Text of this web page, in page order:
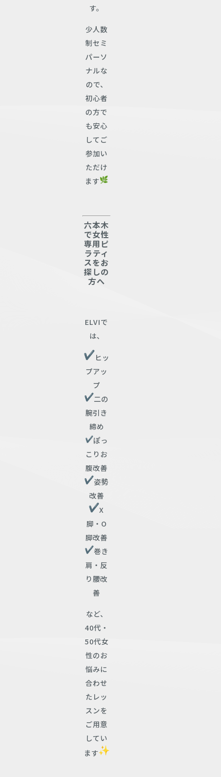
す。
少人数
制セミ
パーソ
ナルな
ので、
初心者
の方で
も安心
してご
参加い
ただけ
ます
六本木
で女性
専用ピ
ラティ
スをお
探しの
方へ
ELVIで
は、
ヒッ
プアッ
プ
二の
腕引き
締め
ぽっ
こりお
腹改善
姿勢
改善
X
脚・O
脚改善
巻き
肩・反
り腰改
善
など、
40代・
50代女
性のお
悩みに
合わせ
たレッ
スンを
ご用意
してい
ます